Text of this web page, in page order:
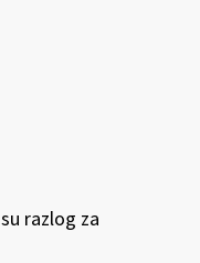
razlog za